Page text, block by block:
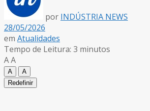
por INDÚSTRIA NEWS
28/05/2026
em Atualidades
Tempo de Leitura: 3 minutos
AA
A
A
Redefinir